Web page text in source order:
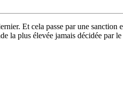
Et cela passe par une sanction
la plus élevée jamais décidée par